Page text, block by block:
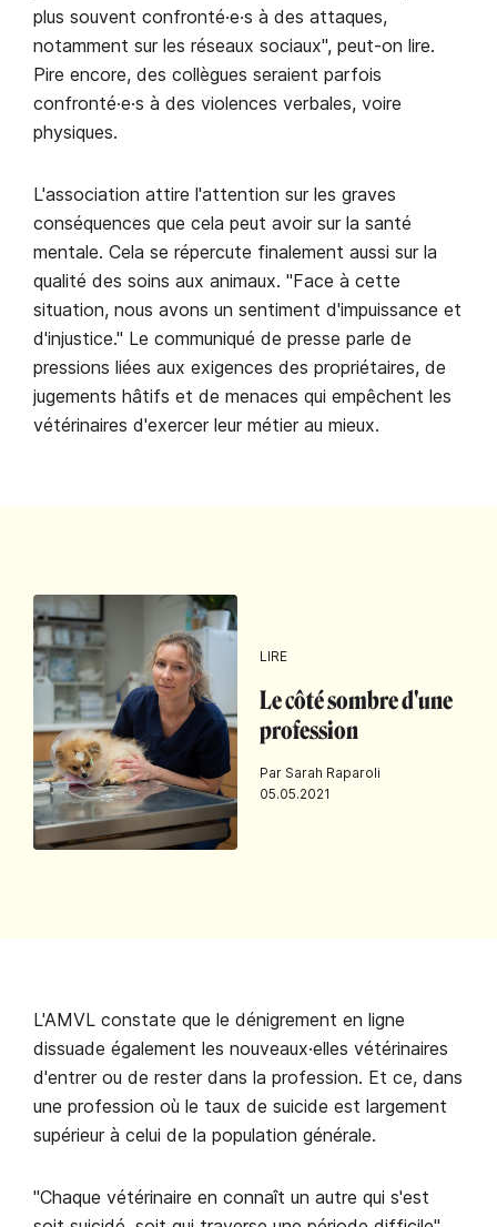
plus souvent confronté·e·s à des attaques,
notamment sur les réseaux sociaux", peut-on lire.
Pire encore, des collègues seraient parfois
confronté·e·s à des violences verbales, voire
physiques.
L'association attire l'attention sur les graves
conséquences que cela peut avoir sur la santé
mentale. Cela se répercute finalement aussi sur la
qualité des soins aux animaux. "Face à cette
situation, nous avons un sentiment d'impuissance et
d'injustice." Le communiqué de presse parle de
pressions liées aux exigences des propriétaires, de
jugements hâtifs et de menaces qui empêchent les
vétérinaires d'exercer leur métier au mieux.
LIRE
Le côté sombre d'une
profession
Par Sarah Raparoli
05.05.2021
L'AMVL constate que le dénigrement en ligne
dissuade également les nouveaux·elles vétérinaires
d'entrer ou de rester dans la profession. Et ce, dans
une profession où le taux de suicide est largement
supérieur à celui de la population générale.
"Chaque vétérinaire en connaît un autre qui s'est